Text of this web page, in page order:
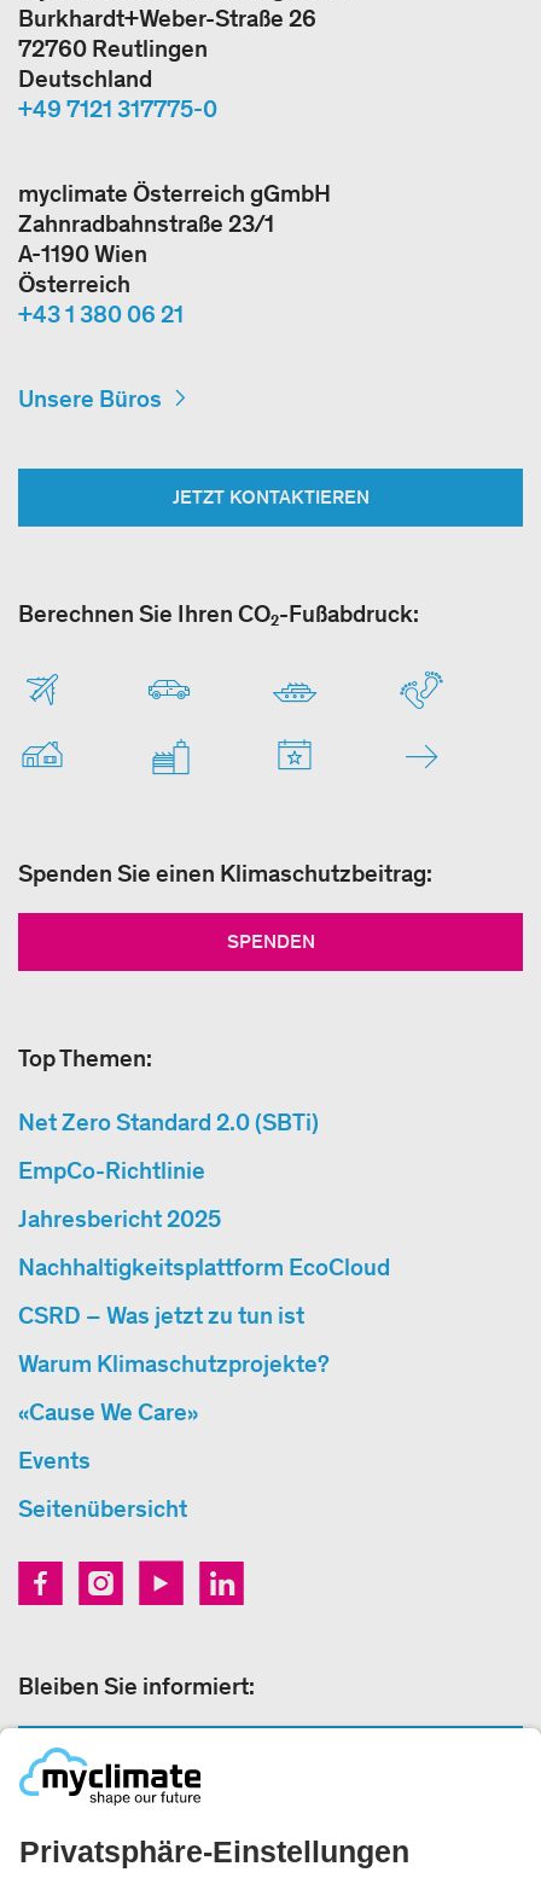
Burkhardt+Weber-Straße 26
72760 Reutlingen
Deutschland
+49 7121 317775-0
myclimate Österreich gGmbH
Zahnradbahnstraße 23/1
A-1190 Wien
Österreich
+43 1 380 06 21
Unsere Büros
JETZT KONTAKTIEREN
Berechnen Sie Ihren CO₂-Fußabdruck:
Spenden Sie einen Klimaschutzbeitrag:
SPENDEN
Top Themen:
Net Zero Standard 2.0 (SBTi)
EmpCo-Richtlinie
Jahresbericht 2025
Nachhaltigkeitsplattform EcoCloud
CSRD – Was jetzt zu tun ist
Warum Klimaschutzprojekte?
«Cause We Care»
Events
Seitenübersicht
Bleiben Sie informiert:
Rechtliches: